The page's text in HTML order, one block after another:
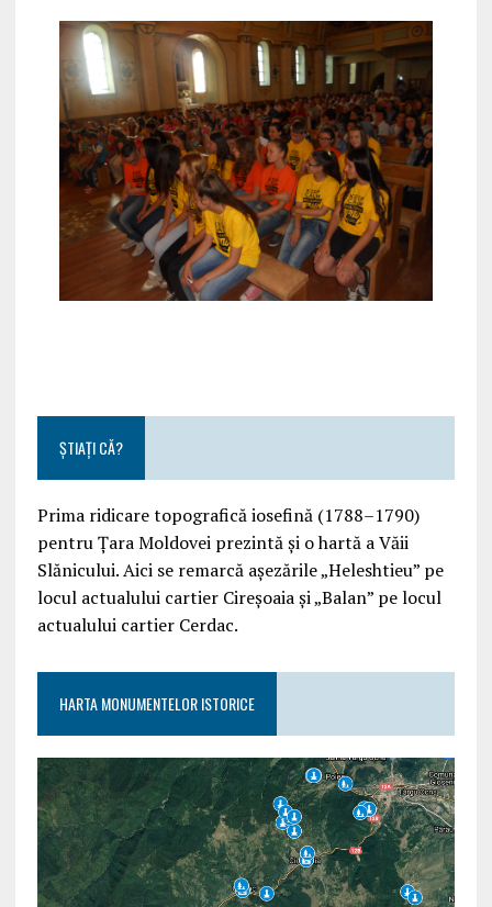
ȘTIAȚI CĂ?
Prima ridicare topografică iosefină (1788–1790)
pentru Țara Moldovei prezintă și o hartă a Văii
Slănicului. Aici se remarcă așezările „Heleshtieu” pe
locul actualului cartier Cireșoaia și „Balan” pe locul
actualului cartier Cerdac.
HARTA MONUMENTELOR ISTORICE